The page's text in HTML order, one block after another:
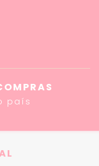
país